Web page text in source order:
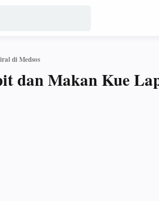
di Medsos
dan Makan Kue